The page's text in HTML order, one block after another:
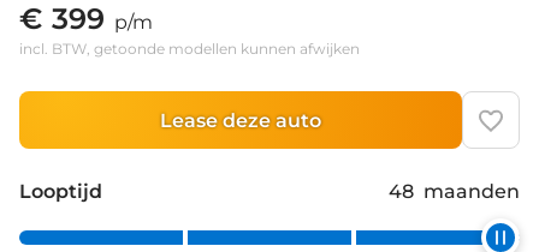
€ 399 p/m
incl. BTW, getoonde modellen kunnen afwijken
Lease deze auto
Looptijd 48 maanden